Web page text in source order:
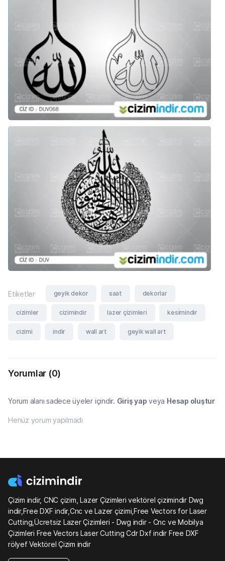
Etiketler geyik dekor saat dekorlar
cizimler cizimindir lazer çizimleri kesimindir
cizimi indir wall art geyik wall art
Yorumlar (0)
Yorum alanı sadece üyeler içindir. Giriş yap veya Hesap oluştur
Henüz yorum yapılmadı
Çizim indir, CNC çizim, Lazer Çizimleri vektörel çizimindir Dwg
indir,Free DXF indir,Cnc ve Lazer çizimi,Free Vectors for Laser
Cutting,Ücretsiz Lazer Çizimleri - Dwg indir - Cnc ve Mobilya
Çizimleri Free Vectors Laser Cutting Cdr Dxf indir Free DXF
rölyef Vektörel Çizim indir